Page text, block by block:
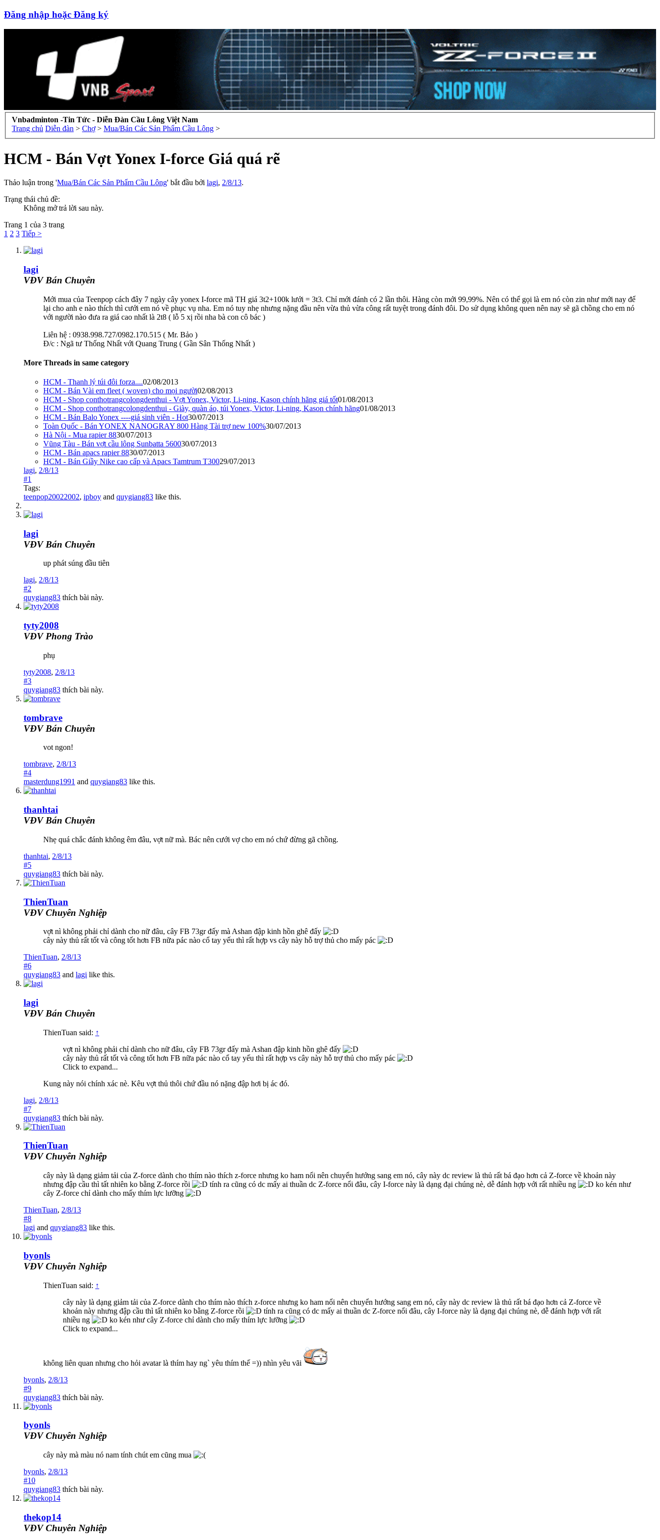
Đăng nhập hoặc Đăng ký
Vnbadminton -Tin Tức - Diễn Đàn Cầu Lông Việt Nam
Trang chủ Diễn đàn > Chợ > Mua/Bán Các Sản Phẩm Cầu Lông >
HCM - Bán Vợt Yonex I-force Giá quá rẽ
Thảo luận trong 'Mua/Bán Các Sản Phẩm Cầu Lông' bắt đầu bởi lagi, 2/8/13.
Trạng thái chủ đề:
Không mở trả lời sau này.
Trang 1 của 3 trang
1 2 3 Tiếp >
lagi
VĐV Bán Chuyên
Mới mua của Teenpop cách đây 7 ngày cây yonex I-force mã TH giá 3t2+100k lưới = 3t3. Chỉ mới đánh có 2 lần thôi. Hàng còn mới 99,99%. Nên có thể gọi là em nó còn zin như mới nay để
lại cho anh e nào thích thì cưới em nó về phục vụ nha. Em nó tuy nhẹ nhưng nặng đầu nên vừa thủ vừa công rất tuyệt trong đánh đôi. Do sử dụng không quen nên nay sẽ gã chồng cho em nó
với người nào đưa ra giá cao nhất là 2t8 ( lỗ 5 xị rồi nha bà con cô bác )
Liên hệ : 0938.998.727/0982.170.515 ( Mr. Bảo )
Đ/c : Ngã tư Thống Nhất với Quang Trung ( Gần Sân Thống Nhất )
More Threads in same category
HCM - Thanh lý túi đôi forza....02/08/2013
HCM - Bán Vài em fleet ( woven) cho mọi người02/08/2013
HCM - Shop conthotrangcolongdenthui - Vợt Yonex, Victor, Li-ning, Kason chính hãng giá tốt01/08/2013
HCM - Shop conthotrangcolongdenthui - Giày, quàn áo, túi Yonex, Victor, Li-ning, Kason chính hãng01/08/2013
HCM - Bán Balo Yonex ----giá sinh viên - Hot30/07/2013
Toàn Quốc - Bán YONEX NANOGRAY 800 Hàng Tài trợ new 100%30/07/2013
Hà Nội - Mua rapier 8830/07/2013
Vũng Tàu - Bán vợt cầu lông Sunbatta 560030/07/2013
HCM - Bán apacs rapier 8830/07/2013
HCM - Bán Giầy Nike cao cấp và Apacs Tamtrum T30029/07/2013
lagi, 2/8/13
#1
Tags:
teenpop20022002, ipboy and quygiang83 like this.
lagi
VĐV Bán Chuyên
up phát súng đầu tiên
lagi, 2/8/13
#2
quygiang83 thích bài này.
tyty2008
VĐV Phong Trào
phụ
tyty2008, 2/8/13
#3
quygiang83 thích bài này.
tombrave
VĐV Bán Chuyên
vot ngon!
tombrave, 2/8/13
#4
masterdung1991 and quygiang83 like this.
thanhtai
VĐV Bán Chuyên
Nhẹ quá chắc đánh không êm đâu, vợt nữ mà. Bác nên cưới vợ cho em nó chứ đừng gã chồng.
thanhtai, 2/8/13
#5
quygiang83 thích bài này.
ThienTuan
VĐV Chuyên Nghiệp
vợt nì không phải chỉ dành cho nữ đâu, cây FB 73gr đấy mà Ashan đập kinh hồn ghê đấy
cây này thủ rất tốt và công tốt hơn FB nữa pác nào cổ tay yếu thì rất hợp vs cây này hỗ trợ thủ cho mấy pác
ThienTuan, 2/8/13
#6
quygiang83 and lagi like this.
lagi
VĐV Bán Chuyên
ThienTuan said: ↑
vợt nì không phải chỉ dành cho nữ đâu, cây FB 73gr đấy mà Ashan đập kinh hồn ghê đấy
cây này thủ rất tốt và công tốt hơn FB nữa pác nào cổ tay yếu thì rất hợp vs cây này hỗ trợ thủ cho mấy pác
Click to expand...
Kung này nói chính xác nè. Kêu vợt thủ thôi chứ đầu nó nặng đập hơi bị ác đó.
lagi, 2/8/13
#7
quygiang83 thích bài này.
ThienTuan
VĐV Chuyên Nghiệp
cây này là dạng giảm tải của Z-force dành cho thím nào thích z-force nhưng ko ham nổi nên chuyển hướng sang em nó, cây này dc review là thủ rất bá đạo hơn cả Z-force về khoản này
nhưng đập cầu thì tất nhiên ko bằng Z-force rồi
tính ra cũng có dc mấy ai thuần dc Z-force nổi đâu, cây I-force này là dạng đại chúng nè, dễ đánh hợp với rất nhiều ng
ko kén như
cây Z-force chỉ dành cho mấy thím lực lưỡng
ThienTuan, 2/8/13
#8
lagi and quygiang83 like this.
byonls
VĐV Chuyên Nghiệp
ThienTuan said: ↑
cây này là dạng giảm tải của Z-force dành cho thím nào thích z-force nhưng ko ham nổi nên chuyển hướng sang em nó, cây này dc review là thủ rất bá đạo hơn cả Z-force về
khoản này nhưng đập cầu thì tất nhiên ko bằng Z-force rồi
tính ra cũng có dc mấy ai thuần dc Z-force nổi đâu, cây I-force này là dạng đại chúng nè, dễ đánh hợp với rất
nhiều ng
ko kén như cây Z-force chỉ dành cho mấy thím lực lưỡng
Click to expand...
không liên quan nhưng cho hỏi avatar là thím hay ng` yêu thím thế =)) nhìn yêu vãi
byonls, 2/8/13
#9
quygiang83 thích bài này.
byonls
VĐV Chuyên Nghiệp
cây này mà màu nó nam tính chút em cũng mua
byonls, 2/8/13
#10
quygiang83 thích bài này.
thekop14
VĐV Chuyên Nghiệp